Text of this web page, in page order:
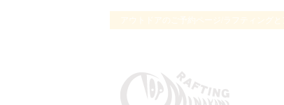
アウトドアのご予約ページ/ラフティング